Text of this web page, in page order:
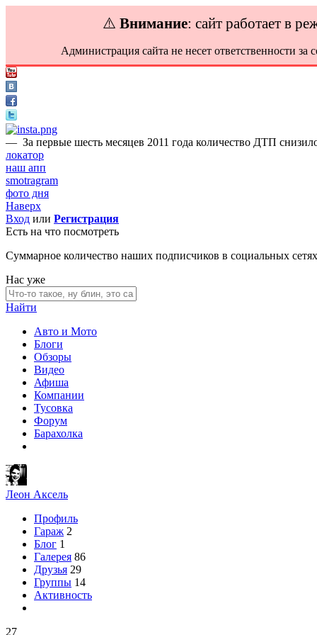
⚠️ Внимание: сайт работает в
Администрация сайта не несет ответственности
— За первые шесть месяцев 2011 года количество ДТП
локатор
наш апп
smotragram
фото дня
Наверх
Вход или Регистрация
Есть на что посмотреть
Суммарное количество наших подписчиков в социальных
Нас уже
Найти
Авто и Мото
Блоги
Обзоры
Видео
Афиша
Компании
Тусовка
Форум
Барахолка
Леон Аксель
Профиль
Гараж 2
Блог 1
Галерея 86
Друзья 29
Группы 14
Активность
27